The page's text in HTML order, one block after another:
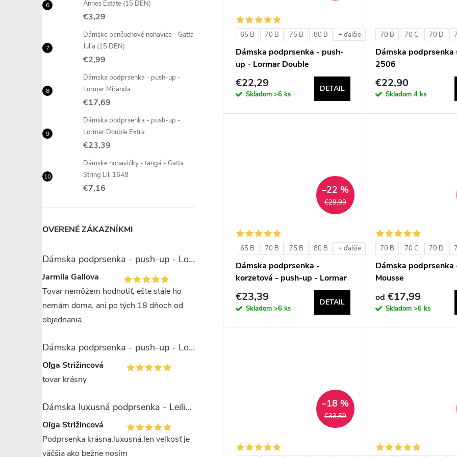
Annes Estate (15 DEN)
€3,29
Dámske pančuchové nohavice - Gatta
Julia (15 DEN)
€2,99
Dámska podprsenka - push-up -
Lormar Miranda
€17,69
Dámska podprsenka - push-up -
Lormar Double Extra
€23,39
Dámske nohavičky - tangá - Gatta
String Lili 1648
€7,16
OVERENÉ ZÁKAZNÍKMI
Dámska podprsenka - push-up - Lormar Miranda
Jarmila Gallova
Tovar nemôžem hodnotiť, ešte stále ho
nemám doma, ani po tých 18 dňoch od
objednania.
Dámska podprsenka - push-up - Lormar Saten Soft up
Oľga Strižincová
tovar krásny
Dámska luxusná podprsenka - Leilieve 7743
Oľga Strižincová
Podprsenka krásna,luxusná,len velkosť je
väčšia ako bežne nosím
65 B 70 B 75 B 80 B + ďalšie
Dámska podprsenka - push-
up - Lormar Double
€22,29
Skladom >6 ks
DETAIL
70 B 70 C 70 D
Dámska podprsenka
2506
€22,90
Skladom4 ks
€29,99
–22 %
65 B 70 B 75 B 80 B + ďalšie
Dámska podprsenka -
korzetová - push-up - Lormar
Double Extra Pizzo
€23,39
Skladom >6 ks
DETAIL
70 B 70 C 70 D
Dámska podprsenka
Mousse
od €17,99
Skladom>6 ks
€33,59
–18 %